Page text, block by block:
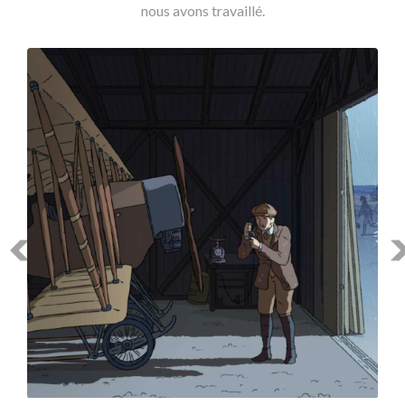
nous avons travaillé.
Précédent